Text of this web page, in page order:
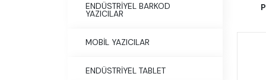
ENDÜSTRİYEL BARKOD
YAZICILAR
MOBİL YAZICILAR
ENDÜSTRİYEL TABLET